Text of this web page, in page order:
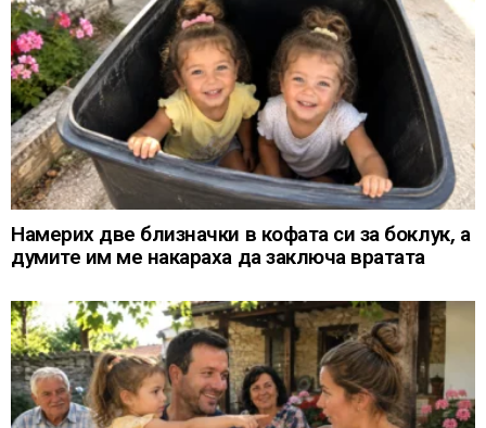
Намерих две близначки в кофата си за боклук, а
думите им ме накараха да заключа вратата